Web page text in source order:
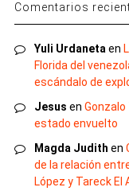
Comentarios
Yuli Urdaneta en
Florida del
escándalo de
Jesus en
estado envuelto
Magda Judith en
de la relación
López y Tareck